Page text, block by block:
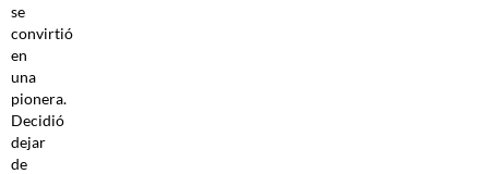
se
convirtió
en
una
pionera.
Decidió
dejar
de